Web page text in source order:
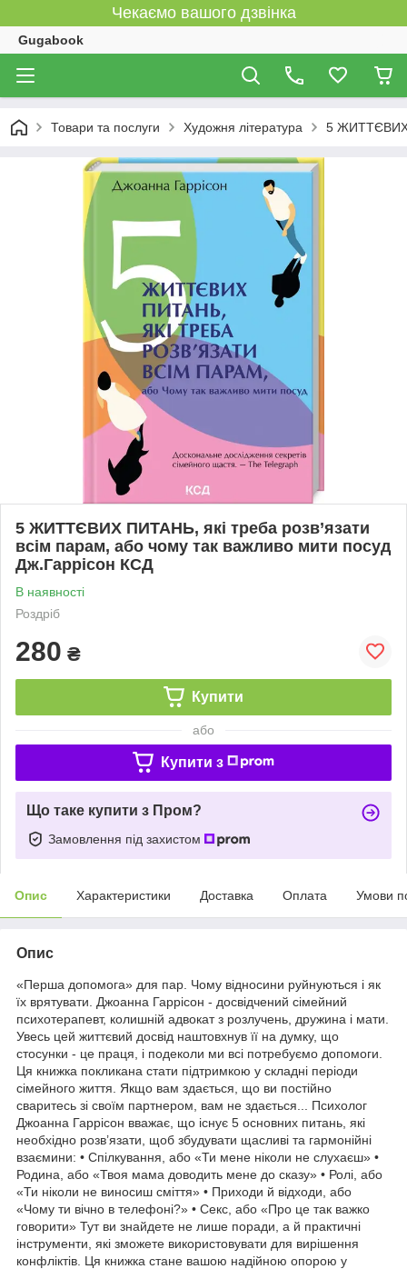
Чекаємо вашого дзвінка
Gugabook
Товари та послуги Художня література 5 ЖИТТЄВИХ
5 ЖИТТЄВИХ ПИТАНЬ, які треба розв’язати
всім парам, або чому так важливо мити посуд
Дж.Гаррісон КСД
В наявності
Роздріб
280 ₴
Купити
або
Купити з
Що таке купити з Пром?
Замовлення під захистом
Опис Характеристики Доставка Оплата Умови
Опис
«Перша допомога» для пар. Чому відносини руйнуються і як
їх врятувати. Джоанна Гаррісон - досвідчений сімейний
психотерапевт, колишній адвокат з розлучень, дружина і мати.
Увесь цей життєвий досвід наштовхнув її на думку, що
стосунки - це праця, і подеколи ми всі потребуємо допомоги.
Ця книжка покликана стати підтримкою у складні періоди
сімейного життя. Якщо вам здається, що ви постійно
сваритесь зі своїм партнером, вам не здається... Психолог
Джоанна Гаррісон вважає, що існує 5 основних питань, які
необхідно розв’язати, щоб збудувати щасливі та гармонійні
взаємини: • Спілкування, або «Ти мене ніколи не слухаєш» •
Родина, або «Твоя мама доводить мене до сказу» • Ролі, або
«Ти ніколи не виносиш сміття» • Приходи й відходи, або
«Чому ти вічно в телефоні?» • Секс, або «Про це так важко
говорити» Тут ви знайдете не лише поради, а й практичні
інструменти, які зможете використовувати для вирішення
конфліктів. Ця книжка стане вашою надійною опорою у